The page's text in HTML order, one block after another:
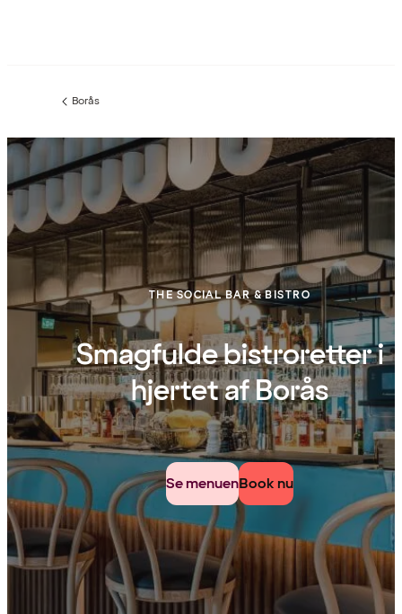
Forrige
:
Borås
THE SOCIAL BAR & BISTRO
Smagfulde bistroretter i
hjertet af Borås
Se menuenBook nu